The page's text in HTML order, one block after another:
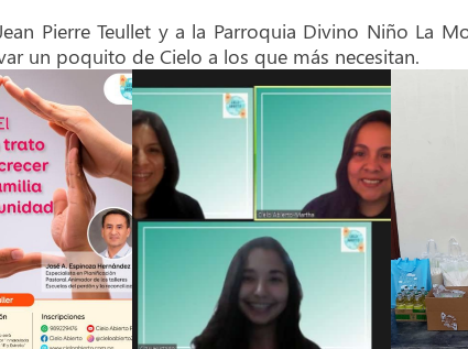
Pierre Teullet y a la Parroquia Divino Niño La
un poquito de Cielo a los que más necesitan.